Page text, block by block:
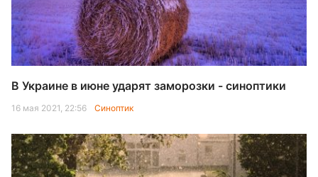
В Украине в июне ударят заморозки - синоптики
16 мая 2021, 22:56 Синоптик